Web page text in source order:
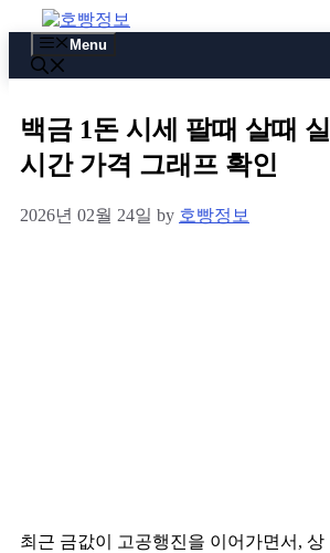
to
content
Menu
백금 1돈 시세 팔때 살때 실
시간 가격 그래프 확인
2026년 02월 24일 by 호빵정보
최근 금값이 고공행진을 이어가면서, 상